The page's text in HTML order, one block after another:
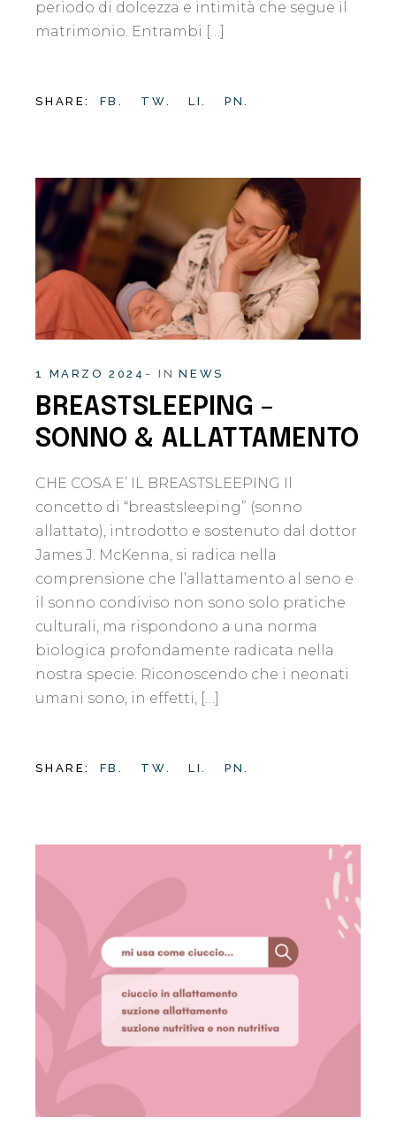
periodo di dolcezza e intimità che segue il
matrimonio. Entrambi […]
SHARE: FB. TW. LI. PN.
1 MARZO 2024 IN NEWS
BREASTSLEEPING –
SONNO & ALLATTAMENTO
CHE COSA E’ IL BREASTSLEEPING Il
concetto di “breastsleeping” (sonno
allattato), introdotto e sostenuto dal dottor
James J. McKenna, si radica nella
comprensione che l’allattamento al seno e
il sonno condiviso non sono solo pratiche
culturali, ma rispondono a una norma
biologica profondamente radicata nella
nostra specie. Riconoscendo che i neonati
umani sono, in effetti, […]
SHARE: FB. TW. LI. PN.